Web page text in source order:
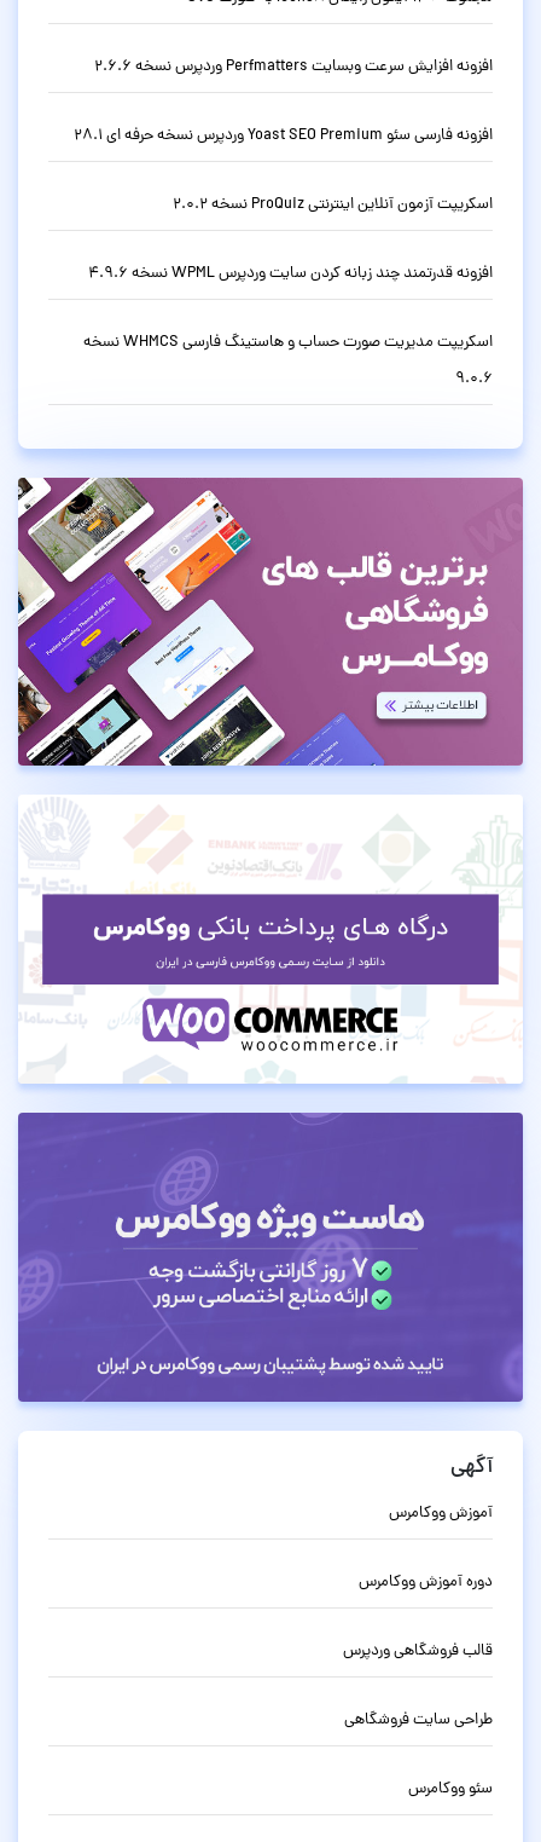
افزونه افزایش سرعت وبسایت Perfmatters وردپرس نسخه 2.6.6
افزونه فارسی سئو Yoast SEO Premium وردپرس نسخه حرفه ای 28.1
اسکریپت آزمون آنلاین اینترنتی ProQuiz نسخه 2.0.2
افزونه قدرتمند چند زبانه کردن سایت وردپرس WPML نسخه 4.9.6
اسکریپت مدیریت صورت حساب و هاستینگ فارسی WHMCS نسخه
9.0.6
آگهی
آموزش ووکامرس
دوره آموزش ووکامرس
قالب فروشگاهی وردپرس
طراحی سایت فروشگاهی
سئو ووکامرس